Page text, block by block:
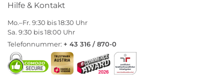
Hilfe & Kontakt
Mo.–Fr. 9:30 bis 18:30 Uhr
Sa. 9:30 bis 18:00 Uhr
Telefonnummer: + 43 316 / 870-0